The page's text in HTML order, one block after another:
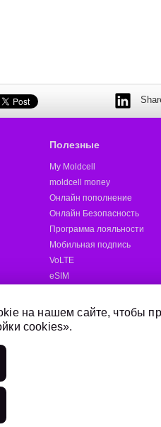
Полезные
My Moldcell
moldcell money
Онлайн пополнение
Онлайн Безопасность
Программа лояльности
Мобильная подпись
VoLTE
eSIM
на нашем сайте, чтобы
cookies».